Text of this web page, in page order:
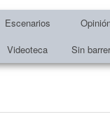
Escenarios
Videoteca Sin